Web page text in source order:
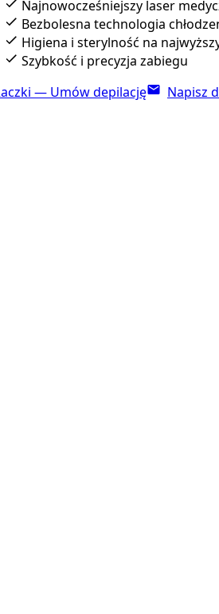
Najnowocześniejszy laser
Bezbolesna technologia
Higiena i sterylność na
Szybkość i precyzja zabiegu
— Umów depilację
Napisz